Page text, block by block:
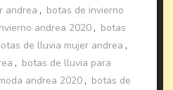
andrea , botas de invierno
andrea 2020 , botas
de lluvia mujer andrea ,
, botas de lluvia para
andrea 2020 , botas de